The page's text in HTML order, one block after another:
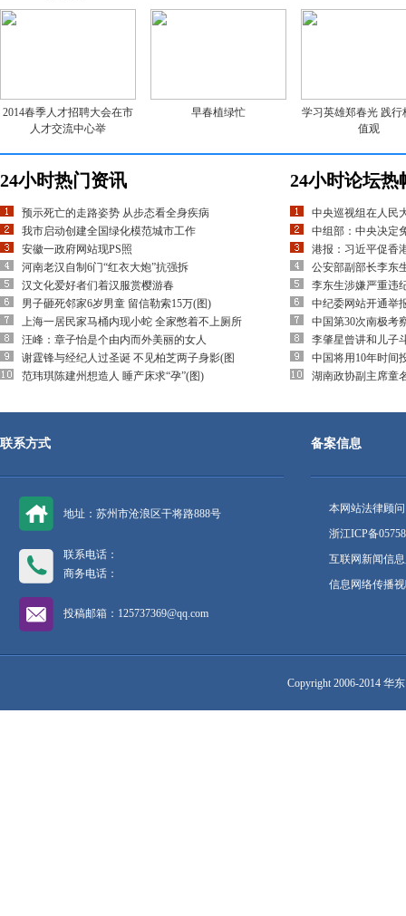
2014春季人才招聘大会在市
人才交流中心举
早春植绿忙
学习英雄郑春光 践行
值观
24小时热门资讯
预示死亡的走路姿势 从步态看全身疾病
我市启动创建全国绿化模范城市工作
安徽一政府网站现PS照
河南老汉自制6门“红衣大炮”抗强拆
汉文化爱好者们着汉服赏樱游春
男子砸死邻家6岁男童 留信勒索15万(图)
上海一居民家马桶内现小蛇 全家憋着不上厕所
汪峰：章子怡是个由内而外美丽的女人
谢霆锋与经纪人过圣诞 不见柏芝两子身影(图
范玮琪陈建州想造人 睡产床求“孕”(图)
24小时论坛热
中央巡视组在人民
中组部：中央决定
港报：习近平促香
公安部副部长李东
李东生涉嫌严重违
中纪委网站开通举
中国第30次南极考
李肇星曾讲和儿子
中国将用10年时间
湖南政协副主席童
联系方式
地址：苏州市沧浪区干将路888号
联系电话：
商务电话：
投稿邮箱：125737369@qq.com
备案信息
本网站法律顾
浙江ICP备
互联网新闻信
信息网络传播
Copyright 2006-2014 华